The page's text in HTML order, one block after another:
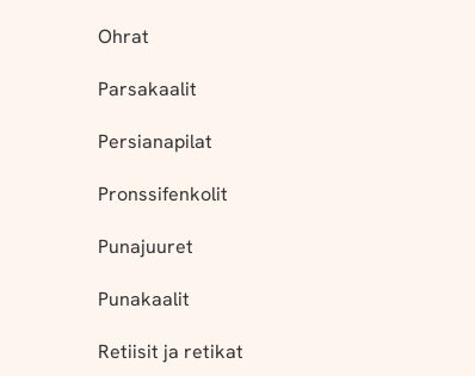
Ohrat
Parsakaalit
Persianapilat
Pronssifenkolit
Punajuuret
Punakaalit
Retiisit ja retikat